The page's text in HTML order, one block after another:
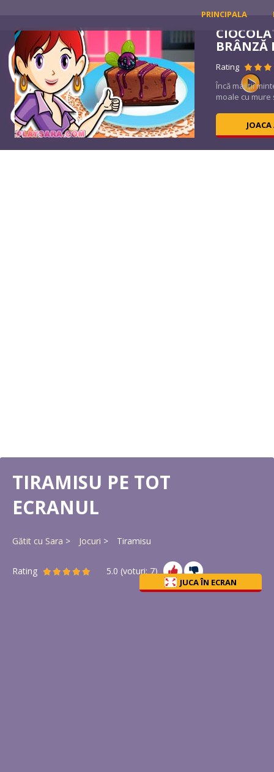
PRINCIPALA
BRÂNZĂ
Rating
Încă mai ții
moale cu mure
TIRAMISU PE TOT
ECRANUL
Gătit cu Sara Jocuri Tiramisu
Rating 5.0 (voturi:7)
JUCA ÎN ECRAN